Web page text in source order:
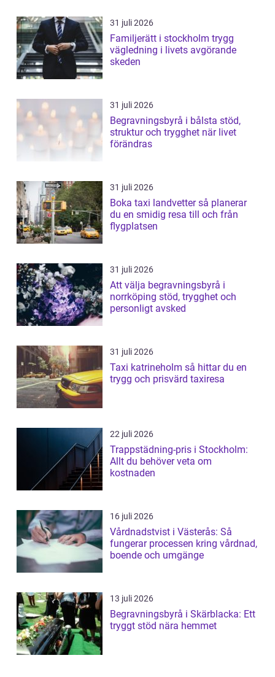
31 juli 2026
Familjerätt i stockholm trygg
vägledning i livets avgörande
skeden
31 juli 2026
Begravningsbyrå i bålsta stöd,
struktur och trygghet när livet
förändras
31 juli 2026
Boka taxi landvetter så planerar
du en smidig resa till och från
flygplatsen
31 juli 2026
Att välja begravningsbyrå i
norrköping stöd, trygghet och
personligt avsked
31 juli 2026
Taxi katrineholm så hittar du en
trygg och prisvärd taxiresa
22 juli 2026
Trappstädning-pris i Stockholm:
Allt du behöver veta om
kostnaden
16 juli 2026
Vårdnadstvist i Västerås: Så
fungerar processen kring vårdnad,
boende och umgänge
13 juli 2026
Begravningsbyrå i Skärblacka: Ett
tryggt stöd nära hemmet